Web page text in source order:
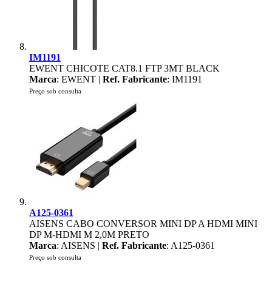
IM1191
EWENT CHICOTE CAT8.1 FTP 3MT BLACK
Marca: EWENT | Ref. Fabricante: IM1191
Preço sob consulta
A125-0361
AISENS CABO CONVERSOR MINI DP A HDMI MINI
DP M-HDMI M 2,0M PRETO
Marca: AISENS | Ref. Fabricante: A125-0361
Preço sob consulta